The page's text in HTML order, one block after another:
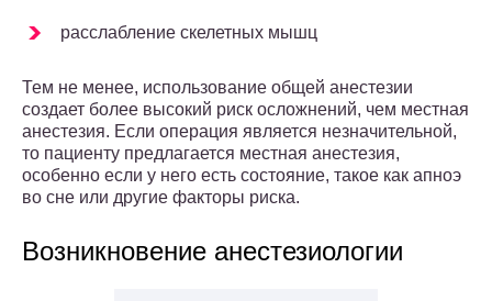
расслабление скелетных мышц
Тем не менее, использование общей анестезии
создает более высокий риск осложнений, чем местная
анестезия. Если операция является незначительной,
то пациенту предлагается местная анестезия,
особенно если у него есть состояние, такое как апноэ
во сне или другие факторы риска.
Возникновение анестезиологии